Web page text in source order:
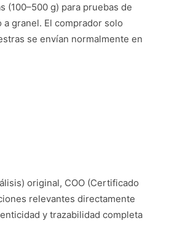
(100–500 g) para pruebas de
granel. El comprador solo
se envían normalmente en
original, COO (Certificado
relevantes directamente
y trazabilidad completa